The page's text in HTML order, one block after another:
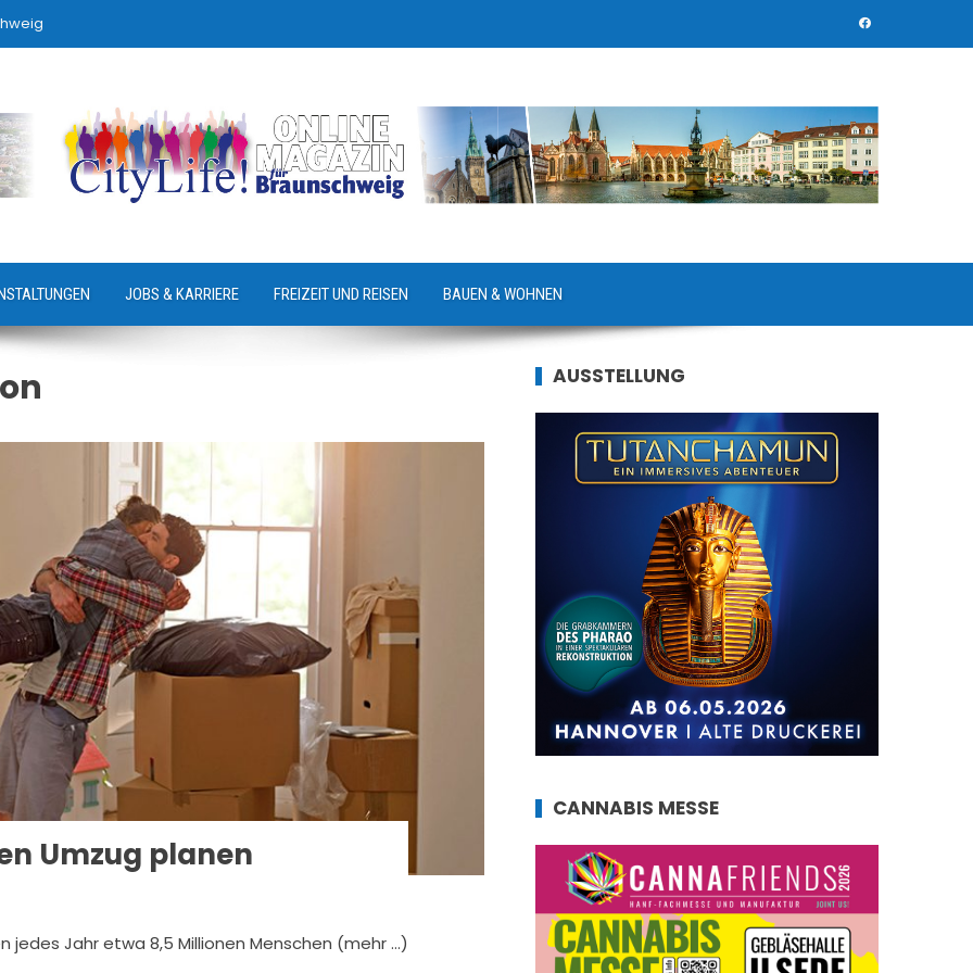
JOBS & KARRIERE FREIZEIT UND REISEN BAUEN & WOHNEN
Umzug planen
jedes Jahr etwa 8,5 Millionen Menschen (mehr …)
AUSSTELLUNG
CANNABIS MESSE